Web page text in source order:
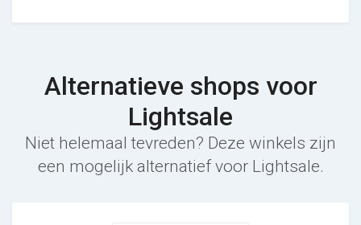
Alternatieve shops voor
Lightsale
Niet helemaal tevreden? Deze winkels zijn
een mogelijk alternatief voor Lightsale.